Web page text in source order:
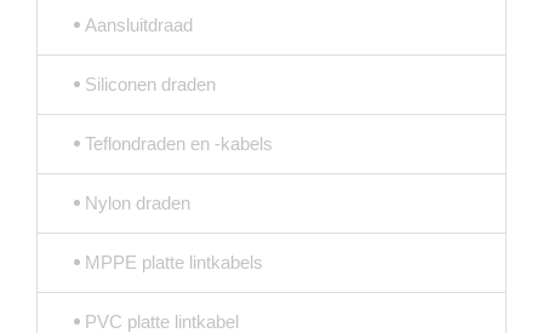
Aansluitdraad
Siliconen draden
Teflondraden en -kabels
Nylon draden
MPPE platte lintkabels
PVC platte lintkabel